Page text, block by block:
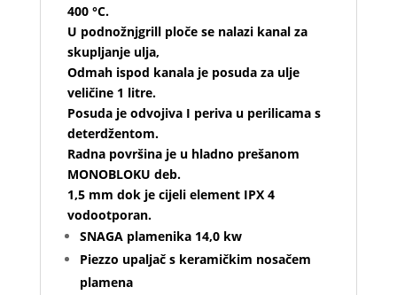
400 °C.
U podnožnjgrill ploče se nalazi kanal za
skupljanje ulja,
Odmah ispod kanala je posuda za ulje
veličine 1 litre.
Posuda je odvojiva I periva u perilicama s
deterdžentom.
Radna površina je u hladno prešanom
MONOBLOKU deb.
1,5 mm dok je cijeli element IPX 4
vodootporan.
SNAGA plamenika 14,0 kw
Piezzo upaljač s keramičkim nosačem
plamena